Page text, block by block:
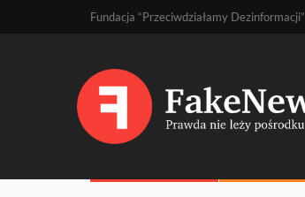
Fundacja “Przeciwdziałamy Dezinformacji”